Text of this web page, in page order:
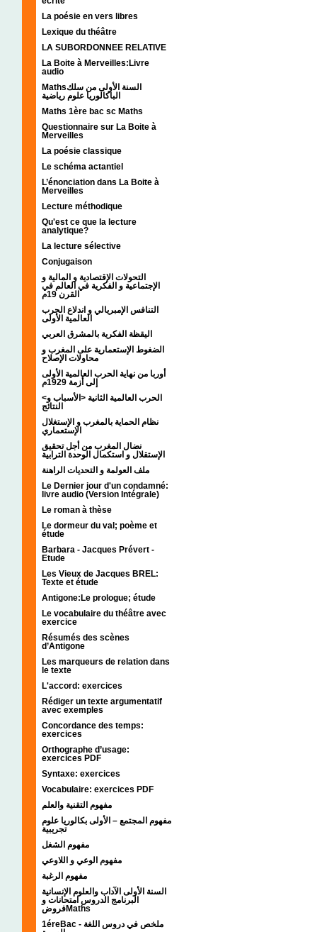
La poésie en vers libres
Lexique du théâtre
LA SUBORDONNEE RELATIVE
La Boite à Merveilles:Livre
audio
Mathsالسنة الأولى من سلك
الباكالوريا علوم رياضية
Maths 1ère bac sc Maths
Questionnaire sur La Boite à
Merveilles
La poésie classique
Le schéma actantiel
L’énonciation dans La Boite à
Merveilles
Lecture méthodique
Qu'est ce que la lecture
analytique?
La lecture sélective
Conjugaison
التحولات الإقتصادية و المالية و
الإجتماعية و الفكرية في العالم في
القرن 19م
التنافس الإمبريالي و اندلاع الحرب
العالمية الأولى
اليقظة الفكرية بالمشرق العربي
الضغوط الإستعمارية على المغرب و
محاولات الإصلاح
أوربا من نهاية الحرب العالمية الأولى
إلى أزمة 1929م
<الحرب العالمية الثانية <الأسباب و
النتائج
نظام الحماية بالمغرب و الإستغلال
الإستعماري
نضال المغرب من أجل تحقيق
الإستقلال و استكمال الوحدة الترابية
ملف العولمة و التحديات الراهنة
Le Dernier jour d'un condamné:
livre audio (Version Intégrale)
Le roman à thèse
Le dormeur du val; poème et
étude
Barbara - Jacques Prévert -
Etude
Les Vieux de Jacques BREL:
Texte et étude
Antigone:Le prologue; étude
Le vocabulaire du théâtre avec
exercice
Résumés des scènes
d’Antigone
Les marqueurs de relation dans
le texte
L'accord: exercices
Rédiger un texte argumentatif
avec exemples
Concordance des temps:
exercices
Orthographe d’usage:
exercices PDF
Syntaxe: exercices
Vocabulaire: exercices PDF
مفهوم التقنية والعلم
مفهوم المجتمع – الأولى بكالوريا علوم
تجريبية
مفهوم الشغل
مفهوم الوعي و اللاوعي
مفهوم الرغبة
السنة الأولى الآداب والعلوم الإنسانية
البرنامج الدروس امتحانات و
فروضMaths
1éreBac - ملخص في دروس اللغة